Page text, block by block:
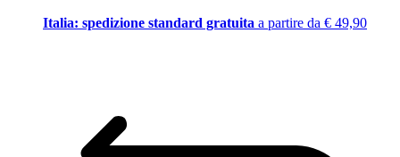
Italia: spedizione standard gratuita a partire da € 49,90